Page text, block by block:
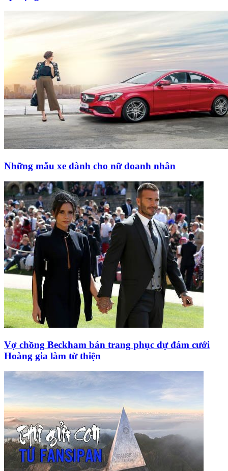
Những mẫu xe dành cho nữ doanh nhân
Vợ chồng Beckham bán trang phục dự đám cưới
Hoàng gia làm từ thiện